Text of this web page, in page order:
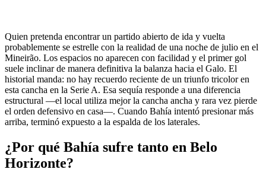
Quien pretenda encontrar un partido abierto de ida y vuelta
probablemente se estrelle con la realidad de una noche de julio en el
Mineirão. Los espacios no aparecen con facilidad y el primer gol
suele inclinar de manera definitiva la balanza hacia el Galo. El
historial manda: no hay recuerdo reciente de un triunfo tricolor en
esta cancha en la Serie A. Esa sequía responde a una diferencia
estructural —el local utiliza mejor la cancha ancha y rara vez pierde
el orden defensivo en casa—. Cuando Bahía intentó presionar más
arriba, terminó expuesto a la espalda de los laterales.
¿Por qué Bahía sufre tanto en Belo
Horizonte?